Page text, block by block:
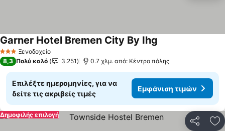
3 ΑστέριαΞενοδοχείο
Garner Hotel Bremen City By Ihg
8,3 Πολύ καλό 3.251 0.7 χλμ. από: Κέντρο πόλης
Επιλέξτε ημερομηνίες, για να
δείτε τις ακριβείς τιμές
Εμφάνιση τιμών
Δημοφιλής επιλογή